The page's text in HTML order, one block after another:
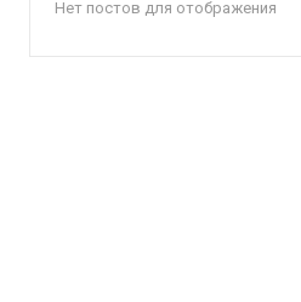
Нет постов для отображения